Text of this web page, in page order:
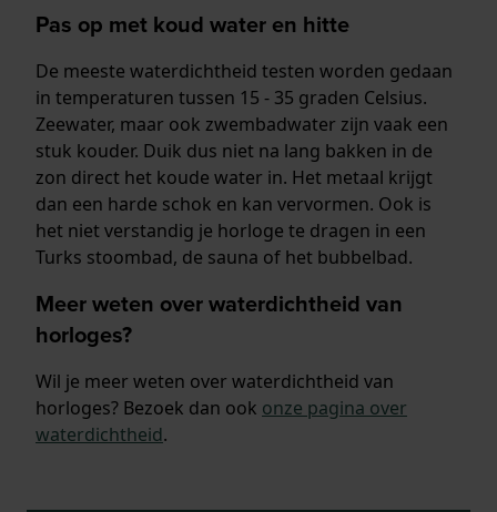
Pas op met koud water en hitte
De meeste waterdichtheid testen worden gedaan
in temperaturen tussen 15 - 35 graden Celsius.
Zeewater, maar ook zwembadwater zijn vaak een
stuk kouder. Duik dus niet na lang bakken in de
zon direct het koude water in. Het metaal krijgt
dan een harde schok en kan vervormen. Ook is
het niet verstandig je horloge te dragen in een
Turks stoombad, de sauna of het bubbelbad.
Meer weten over waterdichtheid van
horloges?
Wil je meer weten over waterdichtheid van
horloges? Bezoek dan ook onze pagina over
waterdichtheid.